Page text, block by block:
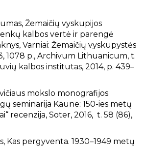
Žemaičių vyskupijos
kalbos vertė ir parengė
Varniai: Žemaičių vyskupystės
1078 p., Archivum Lithuanicum, t.
kalbos institutas, 2014, p. 439–
mokslo monografijos
seminarija Kaune: 150-ies metų
recenzija, Soter, 2016, t. 58 (86),
Kas pergyventa. 1930–1949 metų